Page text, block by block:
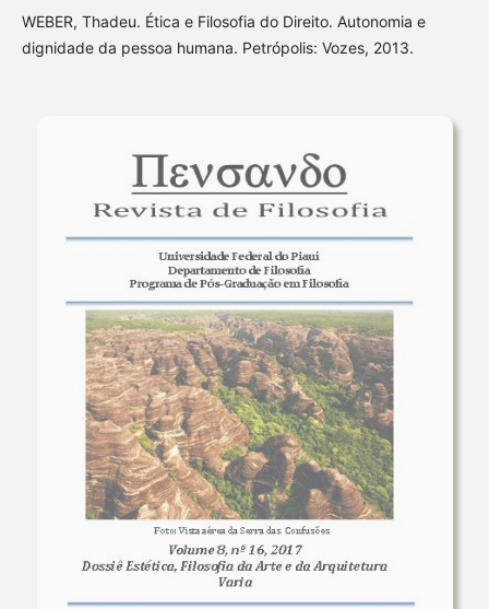
WEBER, Thadeu. Ética e Filosofia do Direito. Autonomia e
dignidade da pessoa humana. Petrópolis: Vozes, 2013.